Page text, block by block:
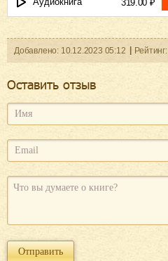
319.00 ₽
Добавленo: 10.12.2023 05:12 Рейтинг:
Оcтавить отзыв